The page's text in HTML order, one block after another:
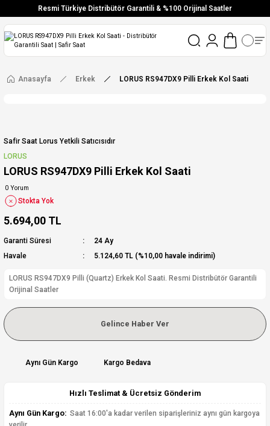
Resmi Türkiye Distribütör Garantili & %100 Orijinal Saatler
Vade Farksız 6 Taksit
Ücretsiz Kargo
Anasayfa Erkek LORUS RS947DX9 Pilli Erkek Kol Saati
Safir Saat Lorus Yetkili Satıcısıdır
LORUS
LORUS RS947DX9 Pilli Erkek Kol Saati
0 Yorum
Stokta Yok
5.694,00 TL
Garanti Süresi
24 Ay
Havale
5.124,60 TL (%10,00 havale indirimi)
LORUS RS947DX9 Pilli (Quartz) Erkek Kol Saati. Resmi Distribütör Garantili
Orijinal Saatler
Gelince Haber Ver
Aynı Gün Kargo Kargo Bedava
Hızlı Teslimat & Ücretsiz Gönderim
Aynı Gün Kargo: Saat 16:00'a kadar verilen siparişleriniz aynı gün kargoya